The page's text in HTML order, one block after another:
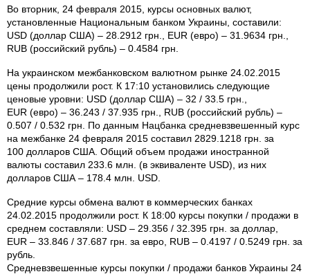
Во вторник, 24 февраля 2015, курсы основных валют,
установленные Национальным банком Украины, составили:
USD (доллар США) – 28.2912 грн., EUR (евро) – 31.9634 грн.,
RUB (российский рубль) – 0.4584 грн.
На украинском межбанковском валютном рынке 24.02.2015
цены продолжили рост. К 17:10 установились следующие
ценовые уровни: USD (доллар США) – 32 / 33.5 грн.,
EUR (евро) – 36.243 / 37.935 грн., RUB (российский рубль) –
0.507 / 0.532 грн. По данным Нацбанка средневзвешенный курс
на межбанке 24 февраля 2015 составил 2829.1218 грн. за
100 долларов США. Общий объем продажи иностранной
валюты составил 233.6 млн. (в эквиваленте USD), из них
долларов США – 178.4 млн. USD.
Средние курсы обмена валют в коммерческих банках
24.02.2015 продолжили рост. К 18:00 курсы покупки / продажи в
среднем составляли: USD – 29.356 / 32.395 грн. за доллар,
EUR – 33.846 / 37.687 грн. за евро, RUB – 0.4197 / 0.5249 грн. за
рубль.
Средневзвешенные курсы покупки / продажи банков Украины 24